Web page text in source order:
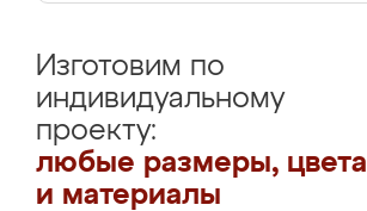
Изготовим по
индивидуальному
проекту:
любые размеры, цвета
и материалы